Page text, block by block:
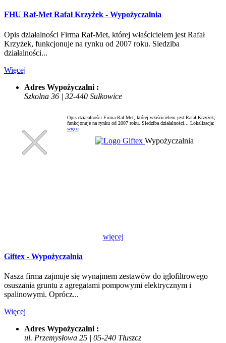
FHU Raf-Met Rafał Krzyżek - Wypożyczalnia
Opis działalności Firma Raf-Met, której właścicielem jest Rafał
Krzyżek, funkcjonuje na rynku od 2007 roku. Siedziba
działalności...
Więcej
Adres Wypożyczalni :
Szkolna 36 | 32-440 Sułkowice
Opis działalności Firma Raf-Met, której właścicielem jest Rafał Krzyżek,
funkcjonuje na rynku od 2007 roku. Siedziba działalności... Lokalizacja:
więcej
Wypożyczalnia
więcej
Giftex - Wypożyczalnia
Nasza firma zajmuje się wynajmem zestawów do igłofiltrowego
osuszania gruntu z agregatami pompowymi elektrycznym i
spalinowymi. Oprócz...
Więcej
Adres Wypożyczalni :
ul. Przemysłowa 25 | 05-240 Tłuszcz